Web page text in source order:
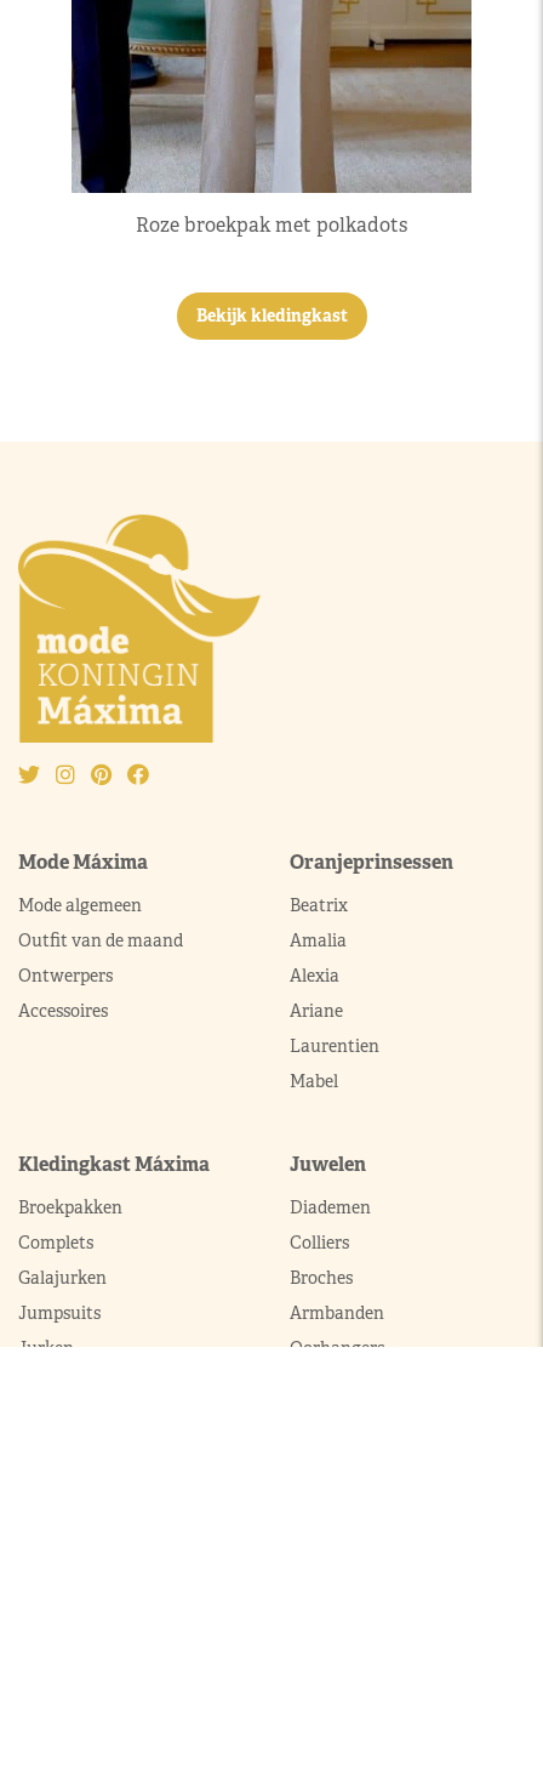
Roze broekpak met polkadots
Bekijk kledingkast
Mode Máxima
Mode algemeen
Outfit van de maand
Ontwerpers
Accessoires
Oranjeprinsessen
Beatrix
Amalia
Alexia
Ariane
Laurentien
Mabel
Kledingkast Máxima
Broekpakken
Complets
Galajurken
Jumpsuits
Jurken
Juwelen
Diademen
Colliers
Broches
Armbanden
Oorhangers